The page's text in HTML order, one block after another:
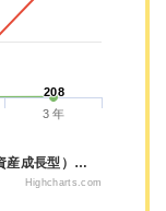
208
208
産成長型）…
3 年
Highcharts.com